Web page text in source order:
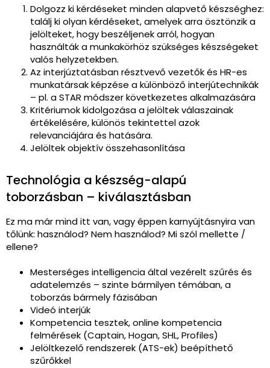
Dolgozz ki kérdéseket minden alapvető készséghez:
találj ki olyan kérdéseket, amelyek arra ösztönzik a
jelölteket, hogy beszéljenek arról, hogyan
használták a munkakörhöz szükséges készségeket
valós helyzetekben.
Az interjúztatásban résztvevő vezetők és HR-es
munkatársak képzése a különböző interjútechnikák
– pl. a STAR módszer következetes alkalmazására
Kritériumok kidolgozása a jelöltek válaszainak
értékelésére, különös tekintettel azok
relevanciájára és hatására.
Jelöltek objektív összehasonlítása
Technológia a készség-alapú
toborzásban – kiválasztásban
Ez ma már mind itt van, vagy éppen karnyújtásnyira van
tőlünk: használod? Nem használod? Mi szól mellette /
ellene?
Mesterséges intelligencia által vezérelt szűrés és
adatelemzés – szinte bármilyen témában, a
toborzás bármely fázisában
Videó interjúk
Kompetencia tesztek, online kompetencia
felmérések (Captain, Hogan, SHL, Profiles)
Jelöltkezelő rendszerek (ATS-ek) beépíthető
szűrőkkel